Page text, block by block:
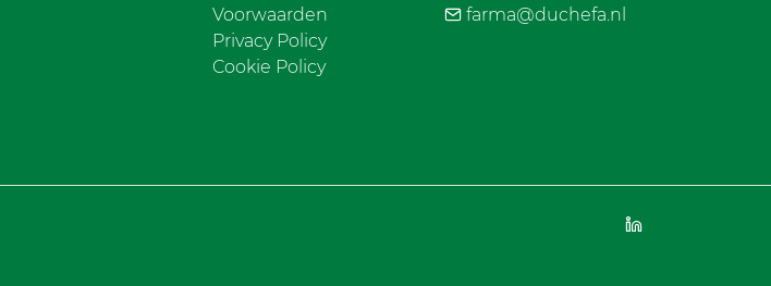
Voorwaarden
Privacy Policy
Cookie Policy
farma@duchefa.nl